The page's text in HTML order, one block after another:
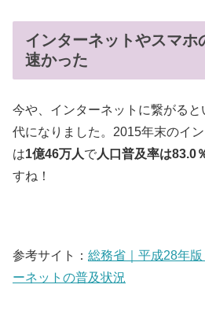
インターネットやスマホ
速かった
今や、インターネットに繋がる
代になりました。2015年末のイ
は1億46万人で人口普及率は83.0
すね！
参考サイト： 総務省｜平成28年
ーネットの普及状況